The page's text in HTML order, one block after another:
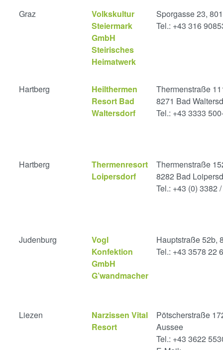
Graz
Volkskultur
Steiermark
GmbH
Steirisches
Heimatwerk
Sporgasse 23,
Tel.: +43 316
Hartberg
Heilthermen
Resort Bad
Waltersdorf
Thermenstraße
8271 Bad
Tel.: +43 3333
Hartberg
Thermenresort
Loipersdorf
Thermenstraße
8282 Bad
Tel.: +43 (0) 3382
Judenburg
Vogl
Konfektion
GmbH
G’wandmacher
Hauptstraße 52b,
Tel.: +43 3578 22
Liezen
Narzissen Vital
Resort
Pötscherstraße
Aussee
Tel.: +43 3622